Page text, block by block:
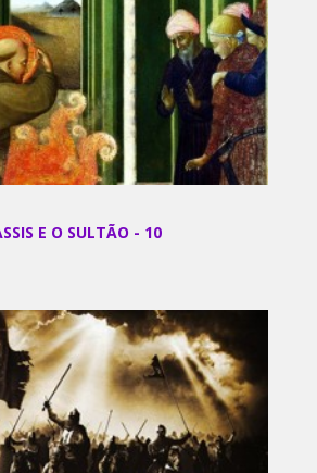
E O SULTÃO - 10